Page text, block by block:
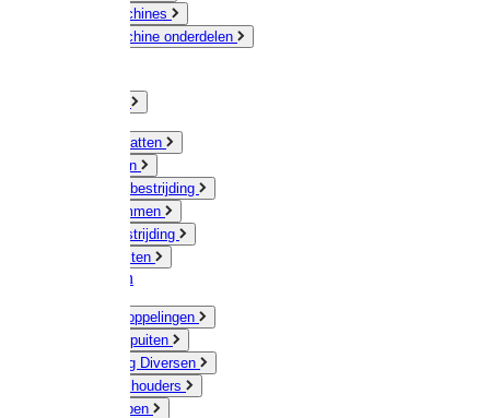
Scheermachines
Scheermachine onderdelen
Muizen / Ratten
Drukspuiten
Ongediertebestrijding
Mollenklemmen
Onkruidbestrijding
Vliegenkasten
Meststoffen
Messing koppelingen
Gieters / Spuiten
Besproeiing Diversen
Slangen & houders
Waterpompen